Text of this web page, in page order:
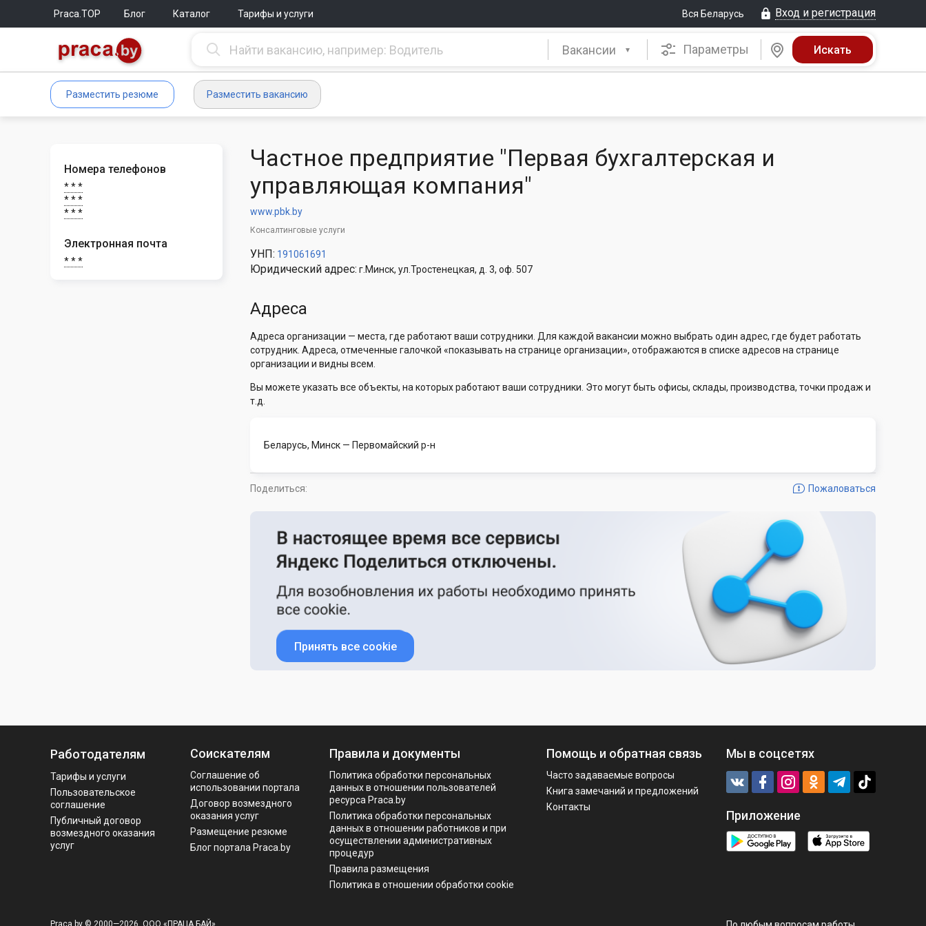
Praca.TOP Блог Каталог Тарифы и услуги Вся Беларусь Вход и регистрация
Вакансии Параметры
Разместить резюме Разместить вакансию
Номера телефонов
* * *
* * *
* * *
Электронная почта
* * *
Частное предприятие "Первая бухгалтерская и
управляющая компания"
www.pbk.by
Консалтинговые услуги
УНП: 191061691
Юридический адрес: г.Минск, ул.Тростенецкая, д. 3, оф. 507
Адреса
Адреса организации — места, где работают ваши сотрудники. Для каждой вакансии можно выбрать один адрес, где будет работать
сотрудник. Адреса, отмеченные галочкой «показывать на странице организации», отображаются в списке адресов на странице
организации и видны всем.
Вы можете указать все объекты, на которых работают ваши сотрудники. Это могут быть офисы, склады, производства, точки продаж и
т.д.
Беларусь, Минск — Первомайский р-н
Пожаловаться
Поделиться:
Принять все cookie
Работодателям
Тарифы и услуги
Пользовательское
соглашение
Публичный договор
возмездного оказания
услуг
Соискателям
Соглашение об
использовании портала
Договор возмездного
оказания услуг
Размещение резюме
Блог портала Praca.by
Правила и документы
Политика обработки персональных
данных в отношении пользователей
ресурса Praca.by
Политикa обработки персональных
данных в отношении работников и при
осуществлении административных
процедур
Правила размещения
Политика в отношении обработки cookie
Помощь и обратная связь
Часто задаваемые вопросы
Книга замечаний и предложений
Контакты
Мы в соцсетях
Приложение
Praca.by © 2000—2026, ООО «ПРАЦА БАЙ»